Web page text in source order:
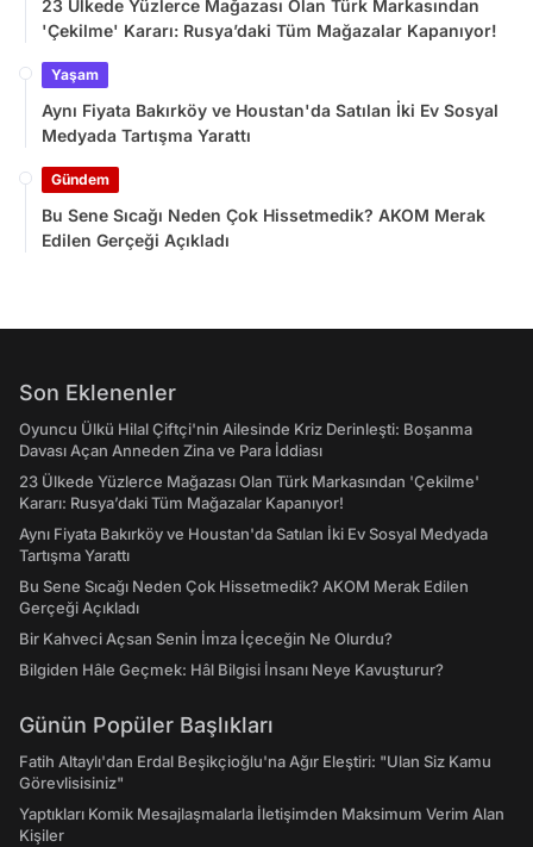
23 Ülkede Yüzlerce Mağazası Olan Türk Markasından
'Çekilme' Kararı: Rusya’daki Tüm Mağazalar Kapanıyor!
Yaşam
Aynı Fiyata Bakırköy ve Houstan'da Satılan İki Ev Sosyal
Medyada Tartışma Yarattı
Gündem
Bu Sene Sıcağı Neden Çok Hissetmedik? AKOM Merak
Edilen Gerçeği Açıkladı
Son Eklenenler
Oyuncu Ülkü Hilal Çiftçi'nin Ailesinde Kriz Derinleşti: Boşanma
Davası Açan Anneden Zina ve Para İddiası
23 Ülkede Yüzlerce Mağazası Olan Türk Markasından 'Çekilme'
Kararı: Rusya’daki Tüm Mağazalar Kapanıyor!
Aynı Fiyata Bakırköy ve Houstan'da Satılan İki Ev Sosyal Medyada
Tartışma Yarattı
Bu Sene Sıcağı Neden Çok Hissetmedik? AKOM Merak Edilen
Gerçeği Açıkladı
Bir Kahveci Açsan Senin İmza İçeceğin Ne Olurdu?
Bilgiden Hâle Geçmek: Hâl Bilgisi İnsanı Neye Kavuşturur?
Günün Popüler Başlıkları
Fatih Altaylı'dan Erdal Beşikçioğlu'na Ağır Eleştiri: "Ulan Siz Kamu
Görevlisisiniz"
Yaptıkları Komik Mesajlaşmalarla İletişimden Maksimum Verim Alan
Kişiler